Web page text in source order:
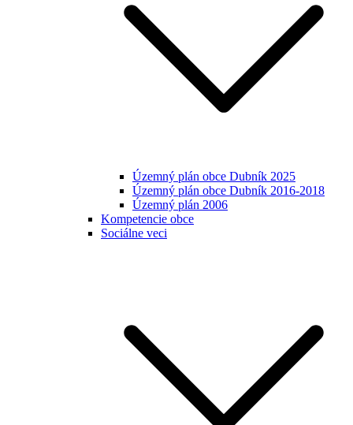
Územný plán obce Dubník 2025
Územný plán obce Dubník 2016-2018
Územný plán 2006
Kompetencie obce
Sociálne veci